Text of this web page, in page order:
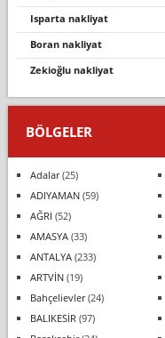
isparta nakliyat
boran nakliyat
zekioğlu nakliyat
BÖLGELER
Adalar(25)
ADIYAMAN(59)
AĞRI (52)
AMASYA(33)
ANTALYA(233)
ARTVİN(19)
Bahçelievler(24)
BALIKESİR (97)